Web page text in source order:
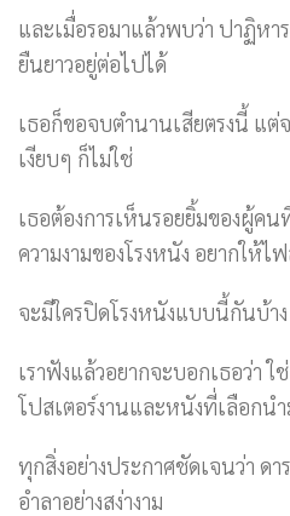
และเมื่อรอมาแล้วพบว่า ปาฏิห
ยืนยาวอยู่ต่อไปได้
เธอก็ขอจบตำนานเสียตรงนี้ แต่
เงียบๆ ก็ไม่ใช่
เธอต้องการเห็นรอยยิ้มของผู้ค
ความงามของโรงหนัง อยากให้ไฟ
จะมีใครปิดโรงหนังแบบนี้กันบ้า
เราฟังแล้วอยากจะบอกเธอว่า
โปสเตอร์งานและหนังที่เลือกนำ
ทุกสิ่งอย่างประกาศชัดเจนว่า ด
อำลาอย่างสง่างาม